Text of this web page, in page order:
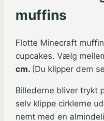
muffins
Flotte Minecraft
cupcakes. Vælg
cm. (Du klipper dem
Billederne bliver trykt
selv klippe cirklerne
nemt med en